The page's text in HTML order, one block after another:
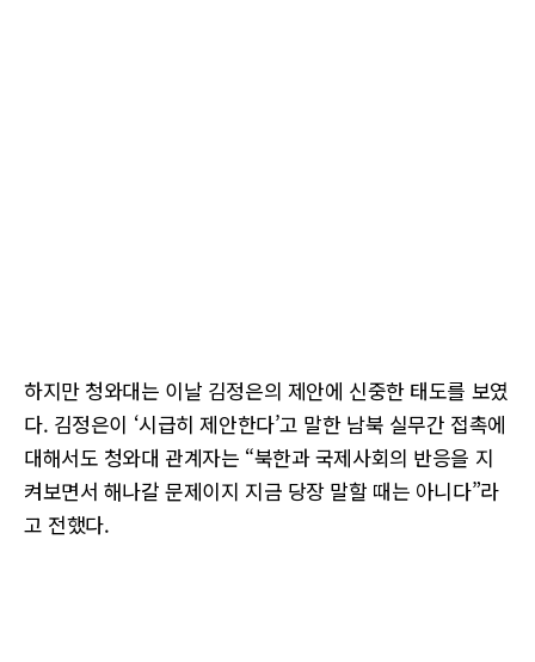
하지만 청와대는 이날 김정은의 제안에 신중한 태도를 보였
다. 김정은이 ‘시급히 제안한다’고 말한 남북 실무간 접촉에
대해서도 청와대 관계자는 “북한과 국제사회의 반응을 지
켜보면서 해나갈 문제이지 지금 당장 말할 때는 아니다”라
고 전했다.